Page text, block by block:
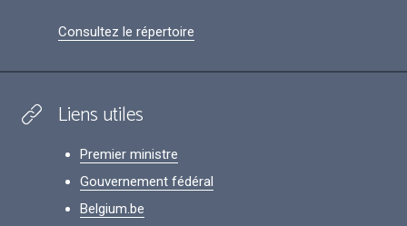
Consultez le répertoire
Liens utiles
Premier ministre
Gouvernement fédéral
Belgium.be